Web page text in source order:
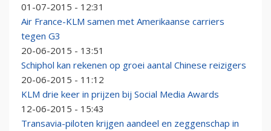
01-07-2015 - 12:31
Air France-KLM samen met Amerikaanse carriers
tegen G3
20-06-2015 - 13:51
Schiphol kan rekenen op groei aantal Chinese reizigers
20-06-2015 - 11:12
KLM drie keer in prijzen bij Social Media Awards
12-06-2015 - 15:43
Transavia-piloten krijgen aandeel en zeggenschap in